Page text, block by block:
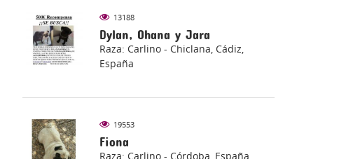
13188
Dylan, Ohana y Jara
Raza: Carlino - Chiclana, Cádiz,
España
19553
Fiona
Raza: Carlino - Córdoba, España